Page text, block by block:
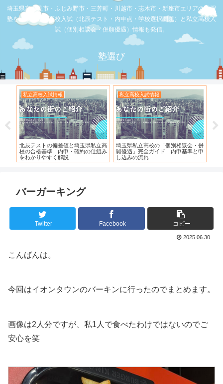
埼玉県富士見市・ふじみ野市・三芳町・川越市・志木市・新座市エリアの学習
塾を比較。公立高校入試（北辰テスト・内申点・学校選択問題）と私立高校入
試（個別相談会・併願優遇）情報も発信。
塾選び
埼玉県私立高
確約の仕組み
私立高校入試情報
埼玉県私立高校の「個別相談会・併
願優遇」完全ガイド｜内申基準と申
し込みの流れ
お店の覆面取材
【スシロー三芳店】リニューア
れている！！！
バーガーキング
Twitter Facebook コピー
2025.06.30
こんばんは。
今回はイオンタウンのバーキンに行ったのでまとめます。
画像は2人分ですが、私1人で食べたわけではないのでご
安心を笑